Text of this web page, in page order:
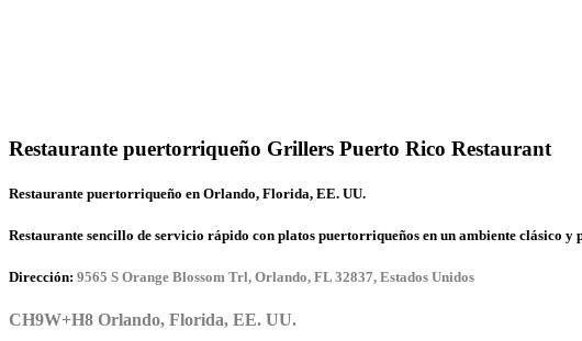
Restaurante puertorriqueño Grillers Puerto Rico Restaurant
Restaurante puertorriqueño en Orlando, Florida, EE. UU.
Restaurante sencillo de servicio rápido con platos puertorriqueños en un ambiente clásico y
Dirección: 9565 S Orange Blossom Trl, Orlando, FL 32837, Estados Unidos
CH9W+H8 Orlando, Florida, EE. UU.